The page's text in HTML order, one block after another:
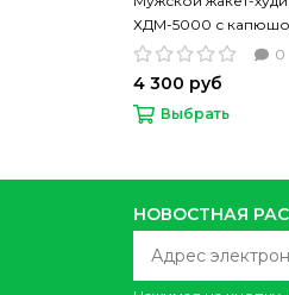
ХДМ-5000 с
0
4 300 руб
Выбрать
НОВОСТНАЯ